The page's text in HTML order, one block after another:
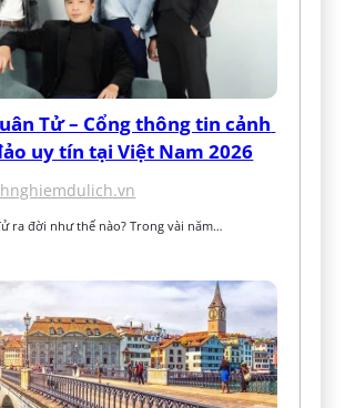
Tử – Cổng thông tin cảnh
uy tín tại Việt Nam 2026
ra đời như thế nào? Trong vài năm…